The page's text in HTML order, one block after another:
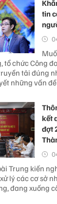
tin
tổ chức Công
tải đúng
những vấn
kết
đợt
Trung kiến
lý các cơ sở
đang xuống